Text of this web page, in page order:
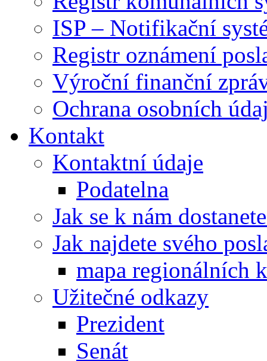
ISP – Notifikační
Registr oznámení
Výroční finanční
Ochrana osobních
Kontakt
Kontaktní údaje
Podatelna
Jak se k nám
Jak najdete svého
mapa regionálních
Užitečné odkazy
Prezident
Senát